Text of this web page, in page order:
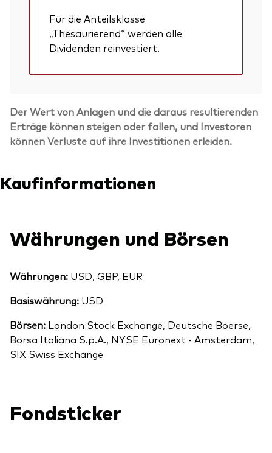
Für die Anteilsklasse
„Thesaurierend“ werden alle
Dividenden reinvestiert.
Der Wert von Anlagen und die daraus resultierenden
Erträge können steigen oder fallen, und Investoren
können Verluste auf ihre Investitionen erleiden.
Kaufinformationen
Währungen und Börsen
Währungen: USD, GBP, EUR
Basiswährung: USD
Börsen: London Stock Exchange, Deutsche Boerse,
Borsa Italiana S.p.A., NYSE Euronext - Amsterdam,
SIX Swiss Exchange
Fondsticker